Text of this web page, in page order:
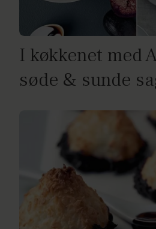
I køkkenet med
søde & sunde